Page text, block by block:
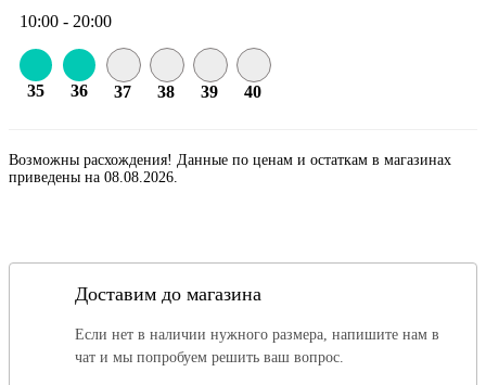
10:00 - 20:00
35 36 37 38 39 40
Возможны расхождения! Данные по ценам и остаткам в магазинах
приведены на 08.08.2026.
Доставим до магазина
Если нет в наличии нужного размера, напишите нам в
чат и мы попробуем решить ваш вопрос.